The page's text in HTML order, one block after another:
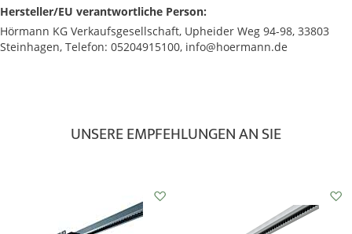
Hersteller/EU verantwortliche Person:
Hörmann KG Verkaufsgesellschaft, Upheider Weg 94-98, 33803
Steinhagen, Telefon: 05204915100, info@hoermann.de
UNSERE EMPFEHLUNGEN AN SIE